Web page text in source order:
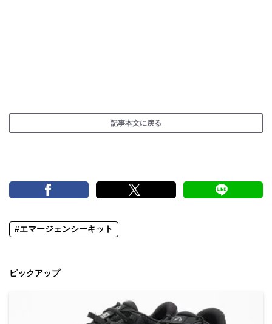
記事本文に戻る
#エマージェンシーキット
ピックアップ